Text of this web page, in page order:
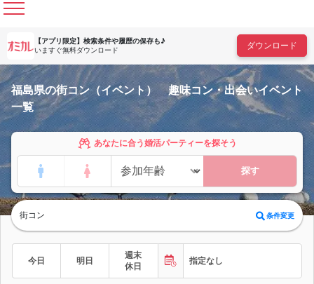
【アプリ限定】 検索条件や履歴の保存も♪
いますぐ無料ダウンロード
ダウンロード
福島県の街コン（イベント） 趣味コン・出会いイベント
一覧
あなたに合う婚活パーティーを探そう
探す
街コン 条件変更
今日 明日
週末
休日
指定なし